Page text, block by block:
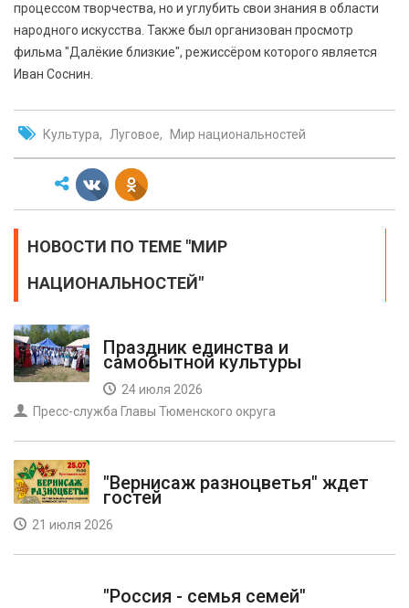
процессом творчества, но и углубить свои знания в области
народного искусства. Также был организован просмотр
фильма "Далёкие близкие", режиссёром которого является
Иван Соснин.
Культура Луговое Мир национальностей
НОВОСТИ ПО ТЕМЕ "МИР
НАЦИОНАЛЬНОСТЕЙ"
Праздник единства и
самобытной культуры
24 июля 2026
Пресс-служба Главы Тюменского округа
"Вернисаж разноцветья" ждет
гостей
21 июля 2026
"Россия - семья семей"